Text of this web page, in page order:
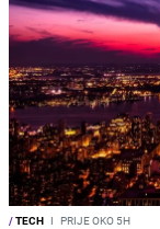
/TECH I PRIJE OKO 5H